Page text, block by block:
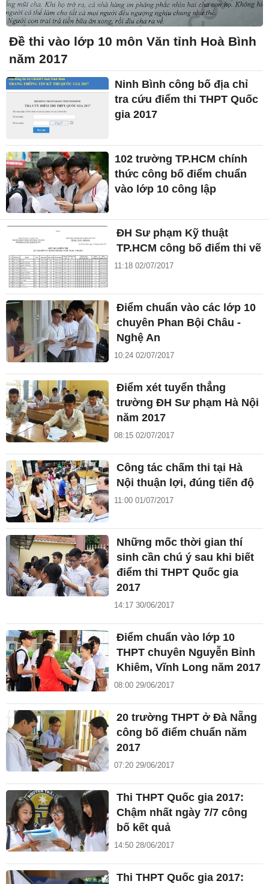
Đề thi vào lớp 10 môn Văn tỉnh Hoà Bình
năm 2017
Ninh Bình công bố địa chỉ
tra cứu điểm thi THPT Quốc
gia 2017
102 trường TP.HCM chính
thức công bố điểm chuẩn
vào lớp 10 công lập
ĐH Sư phạm Kỹ thuật
TP.HCM công bố điểm thi vẽ
11:18 02/07/2017
Điểm chuẩn vào các lớp 10
chuyên Phan Bội Châu -
Nghệ An
10:24 02/07/2017
Điểm xét tuyển thẳng
trường ĐH Sư phạm Hà Nội
năm 2017
08:15 02/07/2017
Công tác chấm thi tại Hà
Nội thuận lợi, đúng tiến độ
11:00 01/07/2017
Những mốc thời gian thí
sinh cần chú ý sau khi biết
điểm thi THPT Quốc gia
2017
14:17 30/06/2017
Điểm chuẩn vào lớp 10
THPT chuyên Nguyễn Bỉnh
Khiêm, Vĩnh Long năm 2017
08:00 29/06/2017
20 trường THPT ở Đà Nẵng
công bố điểm chuẩn năm
2017
07:20 29/06/2017
Thi THPT Quốc gia 2017:
Chậm nhất ngày 7/7 công
bố kết quả
14:50 28/06/2017
Thi THPT Quốc gia 2017: